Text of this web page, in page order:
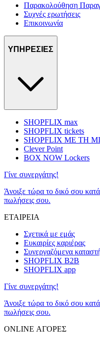
Παρακολούθηση
Συχνές ερωτήσεις
Επικοινωνία
ΥΠΗΡΕΣΙΕΣ
SHOPFLIX max
SHOPFLIX tickets
SHOPFLIX ΜΕ ΤΗ
Clever Point
BOX NOW Lockers
Γίνε συνεργάτης!
Άνοιξε τώρα το δικό σου
πωλήσεις σου.
ΕΤΑΙΡΕΙΑ
Σχετικά με εμάς
Ευκαιρίες καριέρας
Συνεργαζόμενα
SHOPFLIX B2B
SHOPFLIX app
Γίνε συνεργάτης!
Άνοιξε τώρα το δικό σου
πωλήσεις σου.
ONLINE ΑΓΟΡΕΣ